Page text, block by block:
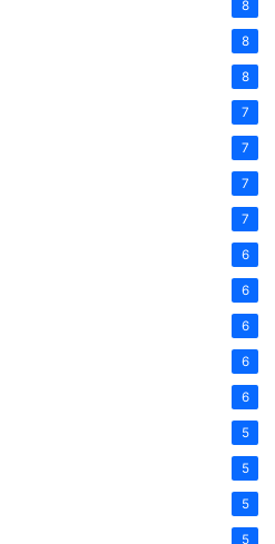
8
8
8
7
7
7
7
6
6
6
6
6
5
5
5
5